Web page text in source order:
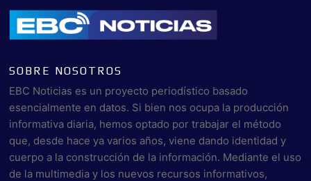
SOBRE NOSOTROS
EBC Noticias es un proyecto periodístico basado
esencialmente en datos. Si bien nos ocupa la producción
informativa diaria, hemos optado por trabajar el método
que, desde hace ya varios años, viene dando identidad y
cuerpo a la construcción de la información. Mediante el uso
de la multimedia y los nuevos recursos informativos,